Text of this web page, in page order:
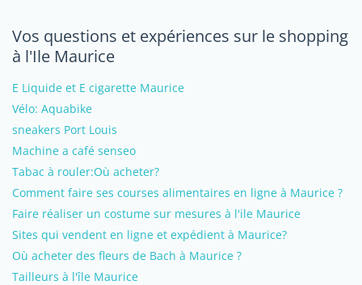
Vos questions et expériences sur le shopping
à l'Ile Maurice
E Liquide et E cigarette Maurice
Vélo: Aquabike
sneakers Port Louis
Machine a café senseo
Tabac à rouler:Où acheter?
Comment faire ses courses alimentaires en ligne à Maurice ?
Faire réaliser un costume sur mesures à l'ile Maurice
Sites qui vendent en ligne et expédient à Maurice?
Où acheter des fleurs de Bach à Maurice ?
Tailleurs à l'île Maurice